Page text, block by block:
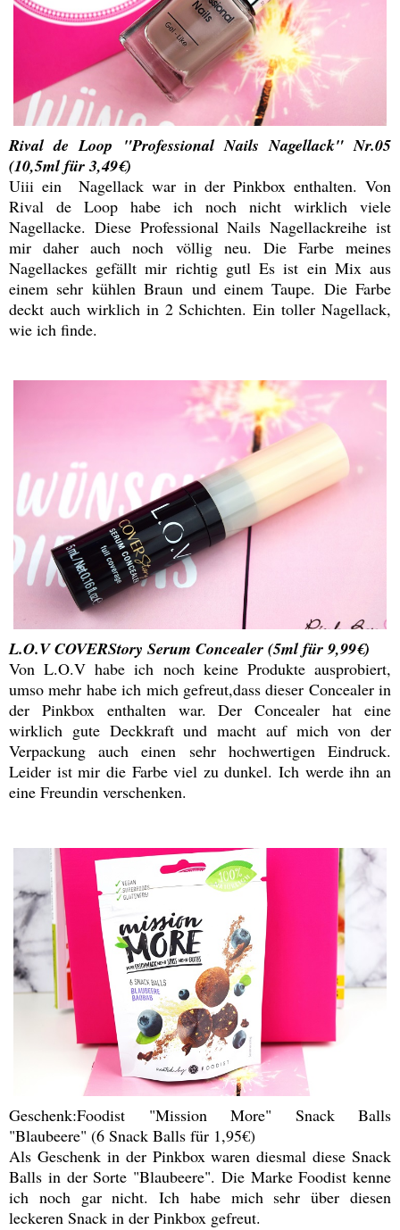
Rival de Loop "Professional Nails Nagellack" Nr.05
(10,5ml für 3,49€)
Uiii ein Nagellack war in der Pinkbox enthalten. Von
Rival de Loop habe ich noch nicht wirklich viele
Nagellacke. Diese Professional Nails Nagellackreihe ist
mir daher auch noch völlig neu. Die Farbe meines
Nagellackes gefällt mir richtig gutl Es ist ein Mix aus
einem sehr kühlen Braun und einem Taupe. Die Farbe
deckt auch wirklich in 2 Schichten. Ein toller Nagellack,
wie ich finde.
L.O.V COVERStory Serum Concealer (5ml für 9,99€)
Von L.O.V habe ich noch keine Produkte ausprobiert,
umso mehr habe ich mich gefreut,dass dieser Concealer in
der Pinkbox enthalten war. Der Concealer hat eine
wirklich gute Deckkraft und macht auf mich von der
Verpackung auch einen sehr hochwertigen Eindruck.
Leider ist mir die Farbe viel zu dunkel. Ich werde ihn an
eine Freundin verschenken.
Geschenk:Foodist "Mission More" Snack Balls
"Blaubeere" (6 Snack Balls für 1,95€)
Als Geschenk in der Pinkbox waren diesmal diese Snack
Balls in der Sorte "Blaubeere". Die Marke Foodist kenne
ich noch gar nicht. Ich habe mich sehr über diesen
leckeren Snack in der Pinkbox gefreut.